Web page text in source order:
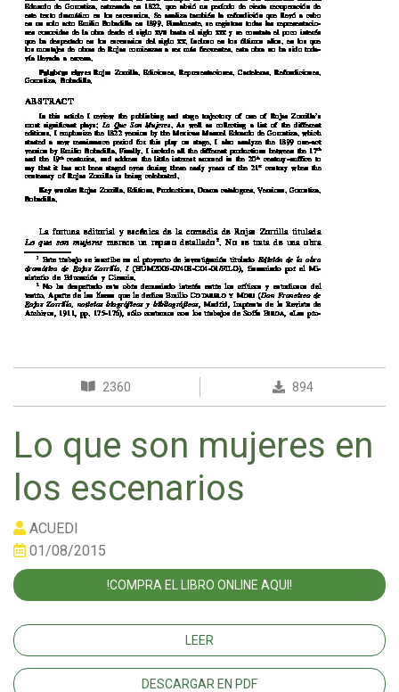
2360 894
Lo que son mujeres en
los escenarios
ACUEDI
01/08/2015
!COMPRA EL LIBRO ONLINE AQUI!
LEER
DESCARGAR EN PDF